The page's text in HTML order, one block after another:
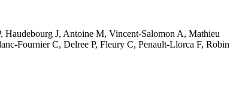
Haudebourg J, Antoine M, Vincent-Salomon A, Mathieu
Fournier C, Delree P, Fleury C, Penault-Llorca F, Robin